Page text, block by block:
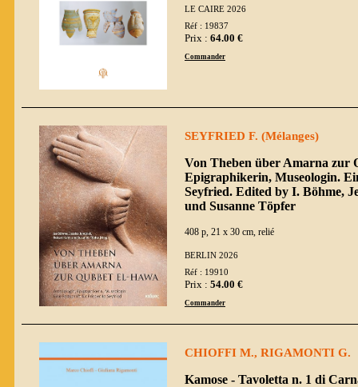
LE CAIRE 2026
Réf : 19837
Prix : 64.00 €
Commander
SEYFRIED F. (Mélanges)
Von Theben über Amarna zur
Epigraphikerin, Museologin.
Seyfried. Edited by I. Böhme,
und Susanne Töpfer
408 p, 21 x 30 cm, relié
BERLIN 2026
Réf : 19910
Prix : 54.00 €
Commander
CHIOFFI M., RIGAMONTI G.
Kamose - Tavoletta n. 1 di